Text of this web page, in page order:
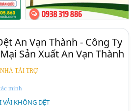
An Vạn Thành - Công Ty
Sản Xuất An Vạn Thành
NHÀ TÀI TRỢ
minh
VẢI KHÔNG DỆT